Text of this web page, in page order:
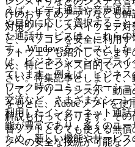
えば、ビデオ通話や音声通
や目的に応じて選択するこ
た通話サービスは、これら
す。 Windowsをベースとし
は、ビジネスシーンやプラ
ています。例えば、ビジネ
ワーク時のコミュニケーシ
交流など、さまざまなシーン
利用したインターネット通
能が豊富であり、多くのユ
ため、新しい機能やサービ
けのおすすめアプリなども
対策ソフト、スパイウェア
ど、パソコンを安全に利用
フトウェアも紹介していま
ん、特にビジネス目的でパ
さい。特集記事としまして
して、フリーランスが「動
をもとに、Adobeソフトを使
解説も行っております。そ
替ソフトとしても使える無
クへの安全な接続が可能な